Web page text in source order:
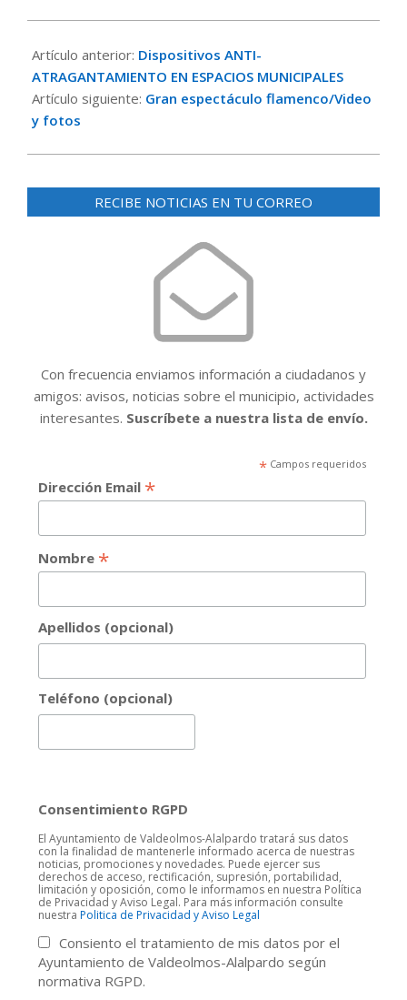
02-
05
Artículo anterior: Dispositivos ANTI-
ATRAGANTAMIENTO EN ESPACIOS MUNICIPALES
Artículo siguiente: Gran espectáculo flamenco/Video
y fotos
RECIBE NOTICIAS EN TU CORREO
Con frecuencia enviamos información a ciudadanos y
amigos: avisos, noticias sobre el municipio, actividades
interesantes. Suscríbete a nuestra lista de envío.
*Campos requeridos
Dirección Email *
Nombre *
Apellidos (opcional)
Teléfono (opcional)
Consentimiento RGPD
El Ayuntamiento de Valdeolmos-Alalpardo tratará sus datos
con la finalidad de mantenerle informado acerca de nuestras
noticias, promociones y novedades. Puede ejercer sus
derechos de acceso, rectificación, supresión, portabilidad,
limitación y oposición, como le informamos en nuestra Política
de Privacidad y Aviso Legal. Para más información consulte
nuestra Politica de Privacidad y Aviso Legal
Consiento el tratamiento de mis datos por el
Ayuntamiento de Valdeolmos-Alalpardo según
normativa RGPD.